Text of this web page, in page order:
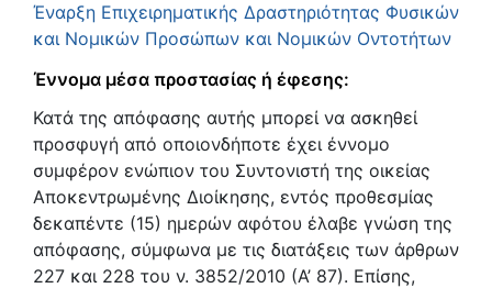
Έναρξη Επιχειρηματικής Δραστηριότητας Φυσικών
και Νομικών Προσώπων και Νομικών Οντοτήτων
Έννομα μέσα προστασίας ή έφεσης:
Κατά της απόφασης αυτής μπορεί να ασκηθεί
προσφυγή από οποιονδήποτε έχει έννομο
συμφέρον ενώπιον του Συντονιστή της οικείας
Αποκεντρωμένης Διοίκησης, εντός προθεσμίας
δεκαπέντε (15) ημερών αφότου έλαβε γνώση της
απόφασης, σύμφωνα με τις διατάξεις των άρθρων
227 και 228 του ν. 3852/2010 (Α’ 87). Επίσης,